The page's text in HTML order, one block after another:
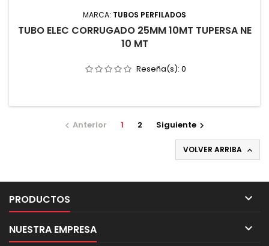
MARCA: TUBOS PERFILADOS
TUBO ELEC CORRUGADO 25MM 10MT TUPERSA NE
10 MT
Reseña(s): 0
 Anterior 1 2 Siguiente 
VOLVER ARRIBA 
PRODUCTOS 
NUESTRA EMPRESA 